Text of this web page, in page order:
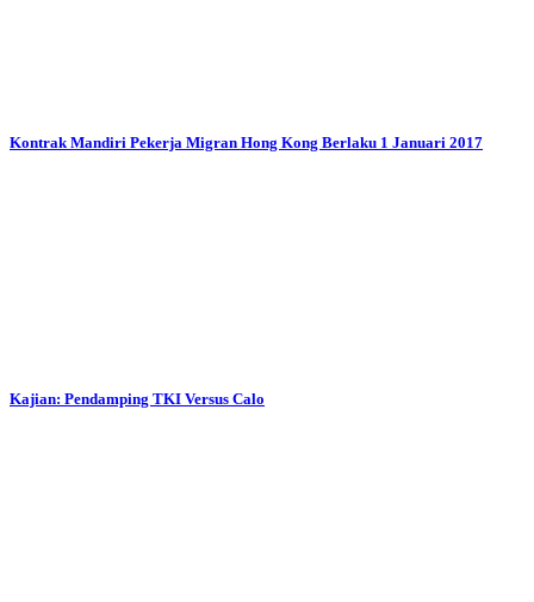
Kontrak Mandiri Pekerja Migran Hong Kong Berlaku 1 Januari 2017
Kajian: Pendamping TKI Versus Calo